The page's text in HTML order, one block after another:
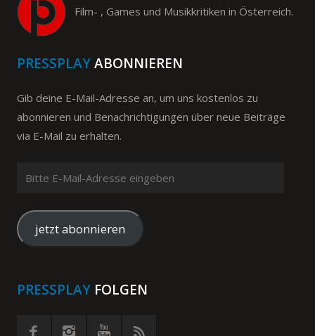
Film- , Games und Musikkritiken in Österreich.
PRESSPLAYABONNIEREN
Gib deine E-Mail-Adresse an, um uns kostenlos zu
abonnieren und Benachrichtigungen über neue Beiträge
via E-Mail zu erhalten.
Mail-
Adresse
eingeben
jetzt abonnieren
PRESSPLAY FOLGEN